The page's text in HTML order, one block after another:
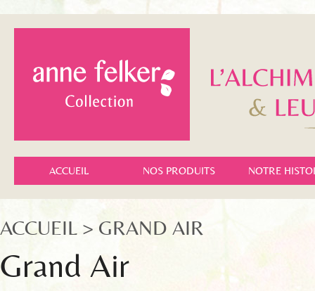
ACCUEIL NOS PRODUITS NOTRE
ACCUEIL > GRAND AIR
Grand Air